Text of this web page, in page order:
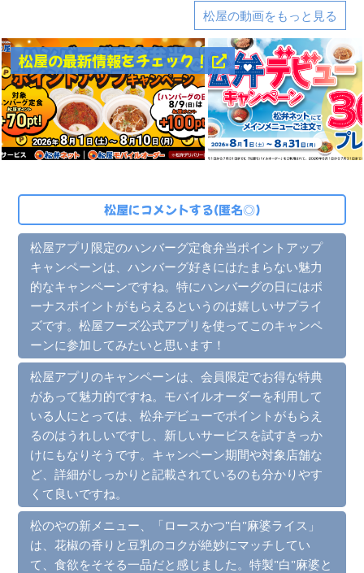
松屋の動画をもっと見る
松屋の最新情報をチェック！
松屋にコメントする(匿名◎)
松屋アプリ限定のハンバーグ定食弁当ポイントアップ
キャンペーンは、ハンバーグ好きにはたまらない魅力
的なキャンペーンですね。特にハンバーグの日にはボ
ーナスポイントがもらえるというのは嬉しいサプライ
ズです。松屋フーズ公式アプリを使ってこのキャンペ
ーンに参加してみたいと思います！
松屋アプリのキャンペーンは、会員限定でお得な特典
があって魅力的ですね。モバイルオーダーを利用して
いる人にとっては、松弁デビューでポイントがもらえ
るのはうれしいですし、新しいサービスを試すきっか
けにもなりそうです。キャンペーン期間や対象店舗な
ど、詳細がしっかりと記載されているのも分かりやす
くて良いですね。
松のやの新メニュー、「ロースかつ"白"麻婆ライス」
は、花椒の香りと豆乳のコクが絶妙にマッチしてい
て、食欲をそそる一品だと感じました。特製"白"麻婆と